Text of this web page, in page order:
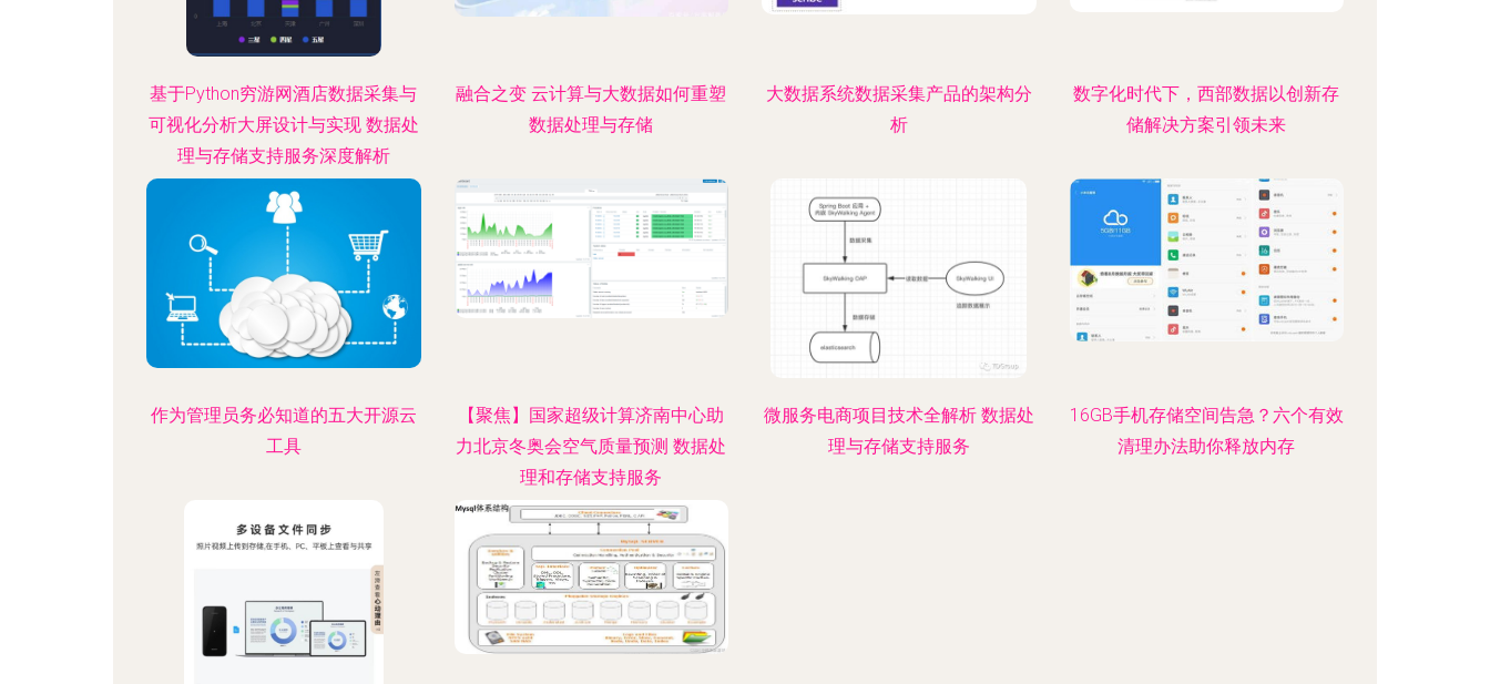
基于Python穷游网酒店数据采集与
可视化分析大屏设计与实现 数据处
理与存储支持服务深度解析
融合之变 云计算与大数据如何重塑
数据处理与存储
大数据系统数据采集产品的架构分
析
数字化时代下，西部数据以创新存
储解决方案引领未来
作为管理员务必知道的五大开源云
工具
【聚焦】国家超级计算济南中心助
力北京冬奥会空气质量预测 数据处
理和存储支持服务
微服务电商项目技术全解析 数据处
理与存储支持服务
16GB手机存储空间告急？六个有效
清理办法助你释放内存